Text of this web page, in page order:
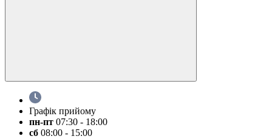
Графік прийому
пн-пт 07:30 - 18:00
сб 08:00 - 15:00